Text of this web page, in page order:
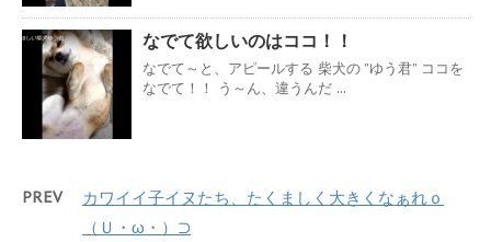
なでて欲しいのはココ！！
なでて～と、アピールする 柴犬の ”ゆう君” ココを
なでて！！ う～ん、違うんだ ...
PREV
カワイイ子イヌたち、たくましく大きくなぁれｏ
（Ｕ・ω・）⊃